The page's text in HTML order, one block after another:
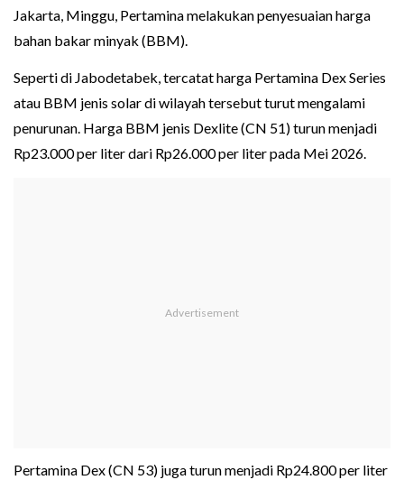
Jakarta, Minggu, Pertamina melakukan penyesuaian harga
bahan bakar minyak (BBM).
Seperti di Jabodetabek, tercatat harga Pertamina Dex Series
atau BBM jenis solar di wilayah tersebut turut mengalami
penurunan. Harga BBM jenis Dexlite (CN 51) turun menjadi
Rp23.000 per liter dari Rp26.000 per liter pada Mei 2026.
Pertamina Dex (CN 53) juga turun menjadi Rp24.800 per liter